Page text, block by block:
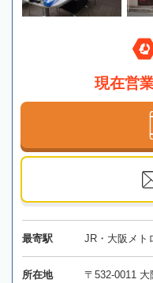
現在営
最寄駅 JR・大阪メト
所在地
〒532-0011